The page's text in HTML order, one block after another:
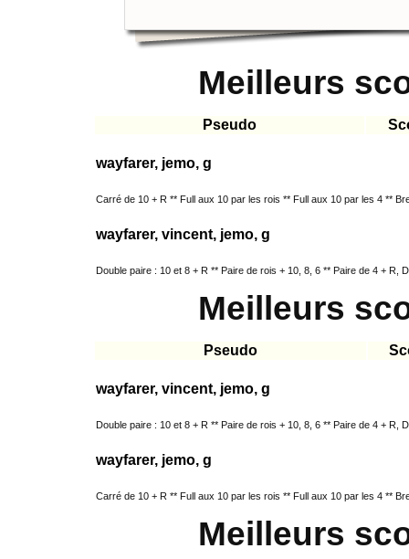
Meilleurs
Pseudo
wayfarer, jemo, g
Carré de 10 + R ** Full aux 10 par les rois ** Full aux 10 par les 4 **
wayfarer, vincent, jemo, g
Double paire : 10 et 8 + R ** Paire de rois + 10, 8, 6 ** Paire de 4 +
Meilleurs
Pseudo
wayfarer, vincent, jemo, g
Double paire : 10 et 8 + R ** Paire de rois + 10, 8, 6 ** Paire de 4 +
wayfarer, jemo, g
Carré de 10 + R ** Full aux 10 par les rois ** Full aux 10 par les 4 **
Meilleurs